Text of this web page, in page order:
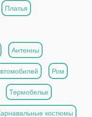
Платья
Антенны
Ром
Термобелье
костюмы